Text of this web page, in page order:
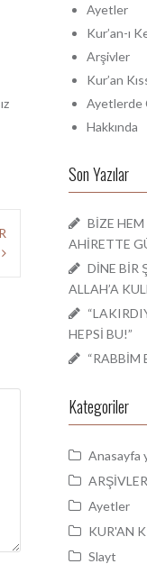
Ayetler
Kur’an-ı
Arşivler
Kur’an
Ayetlerde
Hakkında
Son Yazılar
BİZE
AHİRETTE
DİNE BİR
ALLAH’A
HEPSİ BU!”
“RABBİM
Kategoriler
Anasayfa
ARŞİVLER
Ayetler
KUR'AN
Slayt